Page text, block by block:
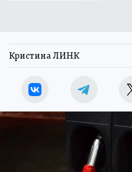
Кристина ЛИНК